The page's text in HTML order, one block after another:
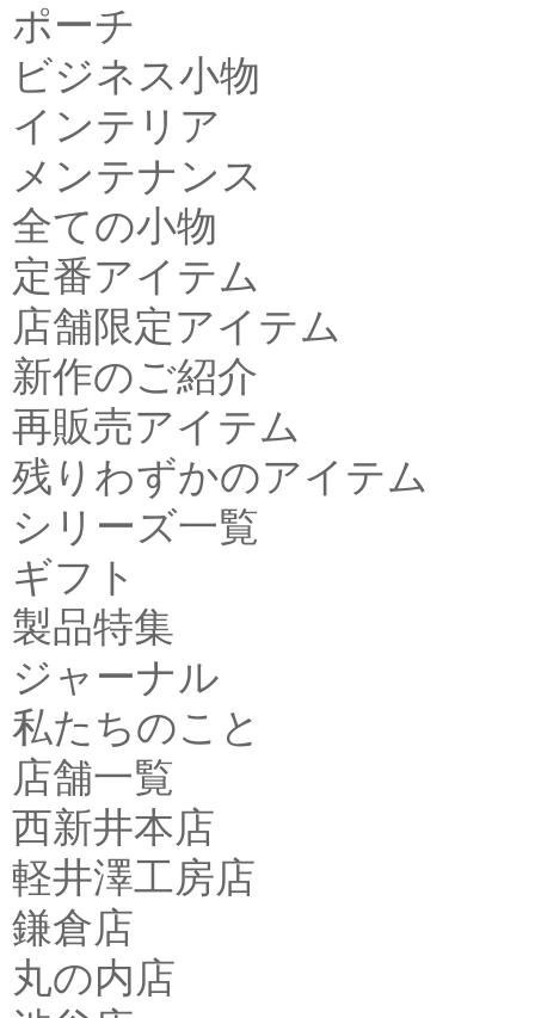
ポーチ
ビジネス小物
インテリア
メンテナンス
全ての小物
定番アイテム
店舗限定アイテム
新作のご紹介
再販売アイテム
残りわずかのアイテム
シリーズ一覧
ギフト
製品特集
ジャーナル
私たちのこと
店舗一覧
西新井本店
軽井澤工房店
鎌倉店
丸の内店